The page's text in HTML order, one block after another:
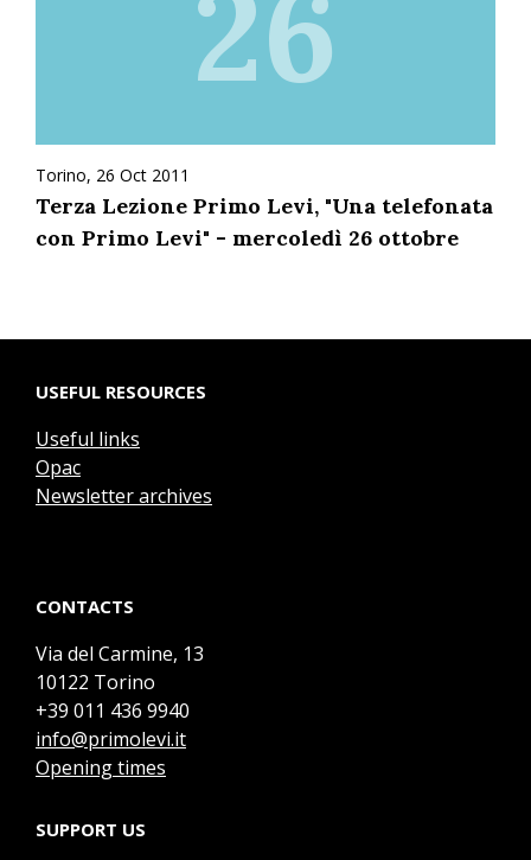
Torino, 26 Oct 2011
Terza Lezione Primo Levi, "Una telefonata
con Primo Levi" - mercoledì 26 ottobre
USEFUL RESOURCES
Useful links
Opac
Newsletter archives
CONTACTS
Via del Carmine, 13
10122 Torino
+39 011 436 9940
info@primolevi.it
Opening times
SUPPORT US